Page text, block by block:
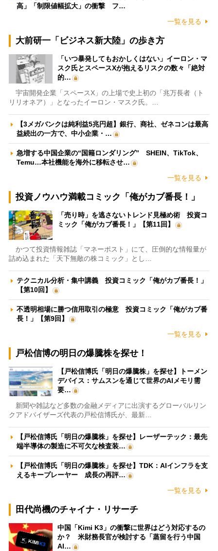
高」「制限値幅拡大」の衝撃 フ…
一覧を見る
大前研一「ビジネス新大陸」の歩き方
「いつ暴発してもおかしくはない」イーロン・マ
スク氏とスペースXが抱えるリスクの数々「絶対
的…
宇宙開発企業「スペースX」の上場で史上初の「兆万長者（ト
リリオネア）」となったイーロン・マスク氏。…
【3メガバンクは純利益5兆円超】銀行、商社、ゼネコンは最高
益続出の一方で、中小企業・…
急増する中国企業の“国籍ロンダリング” SHEIN、TikTok、
Temu…本社機能を海外に移転させ…
一覧を見る
投資ノウハウ満載コミック「俺がカブ番長！」
「売り時」を逃さないトレンド見極め術 投資コ
ミック「俺がカブ番長！」【第11回】
かつて投資情報雑誌「マネーポスト」にて、圧倒的な情報量が
詰め込まれた「天下無敵の株コミック」とし…
テクニカル分析・集中講義 投資コミック「俺がカブ番長！」
【第10回】
不透明相場に勝つ信用取引の極意 投資コミック「俺がカブ番
長！」【第9回】
一覧を見る
戸松信博の明日の爆騰株を探せ！
【戸松信博氏「明日の爆騰株」を探せ】トーメン
デバイス：サムスンを通じて世界のAIメモリ需
要…
新聞や雑誌など多数の金融メディアに出演するグローバルリン
クアドバイザーズ代表の戸松信博氏が、最新…
【戸松信博氏「明日の爆騰株」を探せ】レーザーテック：最先
端半導体の製造に不可欠な検査装…
【戸松信博氏「明日の爆騰株」を探せ】TDK：AIインフラを支
えるキープレーヤー 成長の再評…
一覧を見る
田代尚機のチャイナ・リサーチ
中国「Kimi K3」の衝撃に世界はどう対応するの
か？ 米財務長官が検討する「蒸留を行う中国
AI…